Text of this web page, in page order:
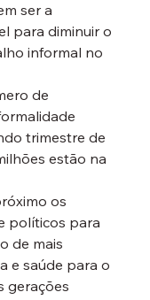
ser a
para diminuir o
informal no
de
trimestre de
estão na
os
políticos para
de mais
e saúde para o
gerações